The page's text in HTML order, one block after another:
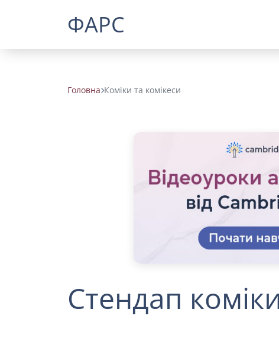
ФАРС
Головна Коміки та комікеси
Стендап